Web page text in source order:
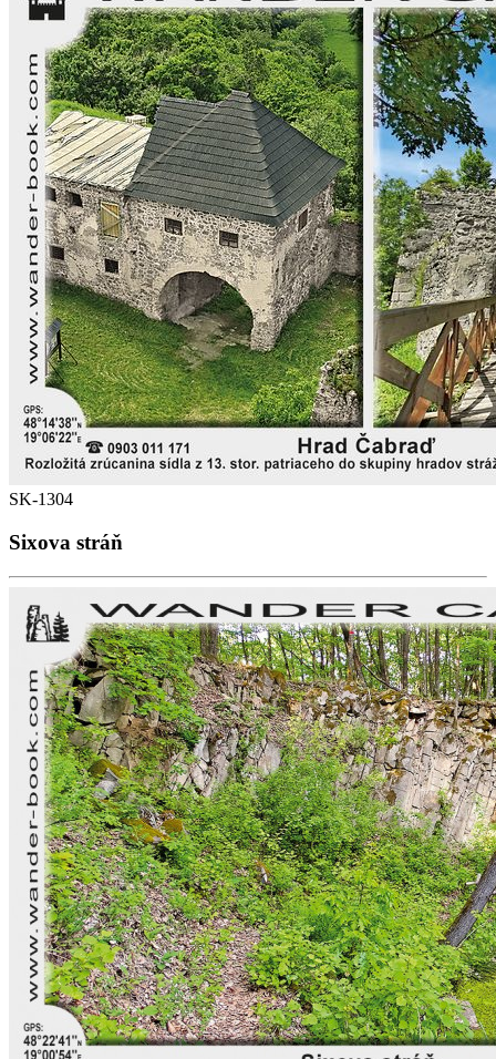
SK-1304
Sixova stráň